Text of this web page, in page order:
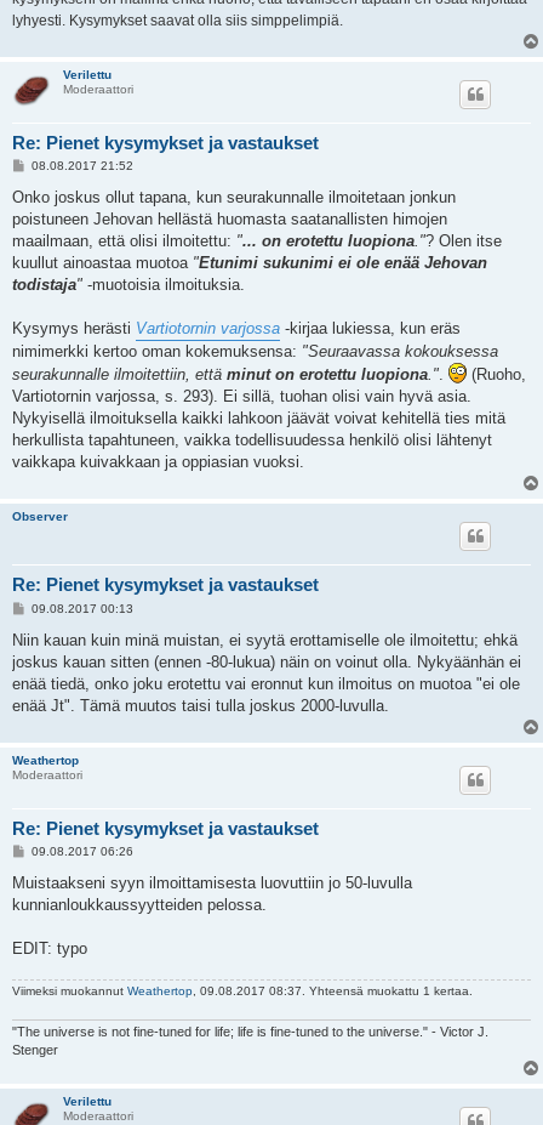
lyhyesti. Kysymykset saavat olla siis simppelimpiä.
Verilettu
Moderaattori
Re: Pienet kysymykset ja vastaukset
V
e
t
i
08.08.2017 21:52
Onko joskus ollut tapana, kun seurakunnalle ilmoitetaan jonkun
poistuneen Jehovan hellästä huomasta saatanallisten himojen
maailmaan, että olisi ilmoitettu: "... on erotettu luopiona."? Olen itse
kuullut ainoastaa muotoa "Etunimi sukunimi ei ole enää Jehovan
todistaja" -muotoisia ilmoituksia.
Kysymys herästi Vartiotornin varjossa -kirjaa lukiessa, kun eräs
nimimerkki kertoo oman kokemuksensa: "Seuraavassa kokouksessa
seurakunnalle ilmoitettiin, että minut on erotettu luopiona.".
(Ruoho,
Vartiotornin varjossa, s. 293). Ei sillä, tuohan olisi vain hyvä asia.
Nykyisellä ilmoituksella kaikki lahkoon jäävät voivat kehitellä ties mitä
herkullista tapahtuneen, vaikka todellisuudessa henkilö olisi lähtenyt
vaikkapa kuivakkaan ja oppiasian vuoksi.
Observer
Re: Pienet kysymykset ja vastaukset
V
e
t
i
09.08.2017 00:13
Niin kauan kuin minä muistan, ei syytä erottamiselle ole ilmoitettu; ehkä
joskus kauan sitten (ennen -80-lukua) näin on voinut olla. Nykyäänhän ei
enää tiedä, onko joku erotettu vai eronnut kun ilmoitus on muotoa "ei ole
enää Jt". Tämä muutos taisi tulla joskus 2000-luvulla.
Weathertop
Moderaattori
Re: Pienet kysymykset ja vastaukset
V
e
t
09.08.2017 06:26
Muistaakseni syyn ilmoittamisesta luovuttiin jo 50-luvulla
kunnianloukkaussyytteiden pelossa.
EDIT: typo
Viimeksi muokannut Weathertop , 09.08.2017 08:37. Yhteensä muokattu 1 kertaa.
"The universe is not fine-tuned for life; life is fine-tuned to the universe." - Victor J.
Stenger
Verilettu
Moderaattori